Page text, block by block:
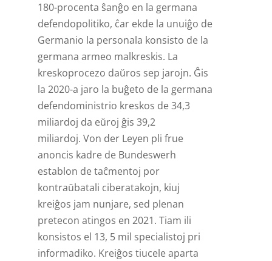
180-procenta ŝanĝo en la germana
defendopolitiko, ĉar ekde la unuiĝo de
Germanio la personala konsisto de la
germana armeo malkreskis. La
kreskoprocezo daŭros sep jarojn. Ĝis
la 2020-a jaro la buĝeto de la germana
defendoministrio kreskos de 34,3
miliardoj da eŭroj ĝis 39,2
miliardoj. Von der Leyen pli frue
anoncis kadre de Bundeswerh
establon de taĉmentoj por
kontraŭbatali ciberatakojn, kiuj
kreiĝos jam nunjare, sed plenan
pretecon atingos en 2021. Tiam ili
konsistos el 13, 5 mil specialistoj pri
informadiko. Kreiĝos tiucele aparta